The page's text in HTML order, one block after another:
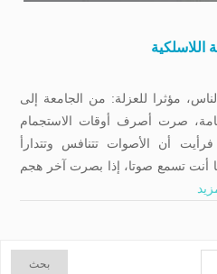
اللاسلكية
مؤثرا للعزلة: من الجامعة إلى
صرت أصرف أوقات الاستجمام
أن الأصوات تتنافس وتتدارأ
أنت تسمع صوتا، إذا بصرت آخر هجم